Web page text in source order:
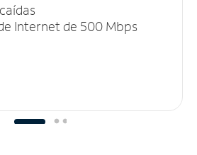
Internet de 500 Mbps